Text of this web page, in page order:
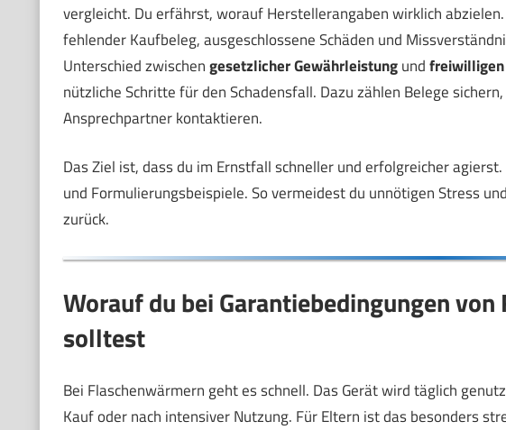
vergleicht. Du erfährst, worauf Herstellerangaben wirklich
fehlender Kaufbeleg, ausgeschlossene Schäden und
Unterschied zwischengesetzlicher Gewährleistungund
nützliche Schritte für den Schadensfall. Dazu zählen Belege
Ansprechpartner kontaktieren.
Das Ziel ist, dass du im Ernstfall schneller und erfolgreicher
und Formulierungsbeispiele. So vermeidest du unnötigen Stress
zurück.
Worauf du bei Garantiebedingungen
solltest
Bei Flaschenwärmern geht es schnell. Das Gerät wird täglich
Kauf oder nach intensiver Nutzung. Für Eltern ist das besonders